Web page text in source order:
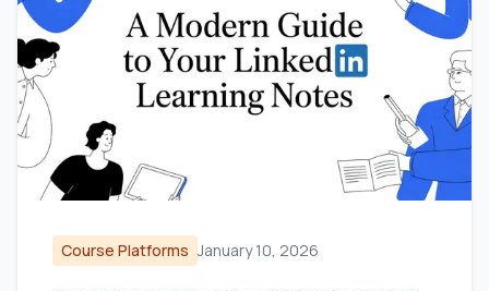
Course Platforms January 10, 2026